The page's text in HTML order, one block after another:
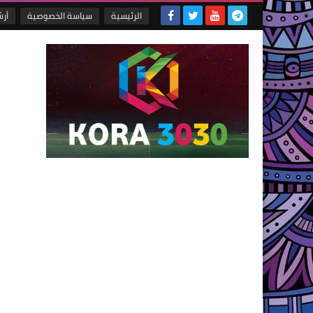
الرئيسية سياسة الخصوصية